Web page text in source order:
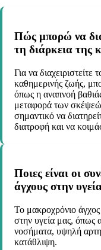
Πώς μπορώ να
τη διάρκεια της
Για να διαχειριστείτε
καθημερινής ζωής,
όπως η αναπνοή
μεταφορά των
σημαντικό να
διατροφή και να
Ποιες είναι οι
άγχους στην
Το μακροχρόνιο άγχος
στην υγεία μας, όπως
νοσήματα, υψηλή
κατάθλιψη.